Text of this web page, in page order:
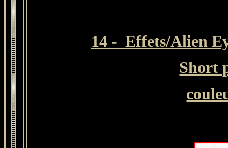
14 - Effets/Alien
Short